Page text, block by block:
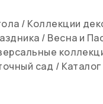
/ Коллекции
/ Весна и
сад / Каталог